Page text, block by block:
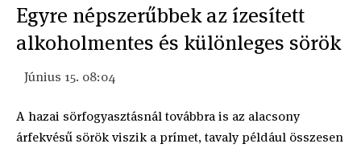
Egyre népszerűbbek az ízesített
alkoholmentes és különleges sörök
Június 15. 08:04
A hazai sörfogyasztásnál továbbra is az alacsony
árfekvésű sörök viszik a prímet, tavaly például összesen